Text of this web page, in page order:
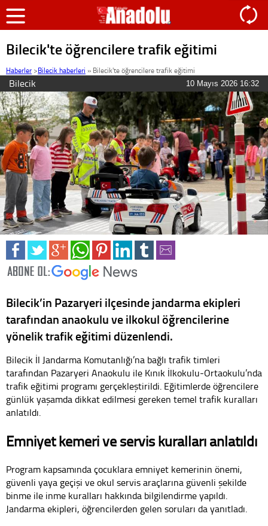
Bilecik'te öğrencilere trafik eğitimi
Haberler >Bilecik haberleri » Bilecik'te öğrencilere trafik eğitimi
Bilecik 10 Mayıs 2026 16:32
Bilecik’in Pazaryeri ilçesinde jandarma ekipleri
tarafından anaokulu ve ilkokul öğrencilerine
yönelik trafik eğitimi düzenlendi.
Bilecik İl Jandarma Komutanlığı’na bağlı trafik timleri
tarafından Pazaryeri Anaokulu ile Kınık İlkokulu-Ortaokulu’nda
trafik eğitimi programı gerçekleştirildi. Eğitimlerde öğrencilere
günlük yaşamda dikkat edilmesi gereken temel trafik kuralları
anlatıldı.
Emniyet kemeri ve servis kuralları anlatıldı
Program kapsamında çocuklara emniyet kemerinin önemi,
güvenli yaya geçişi ve okul servis araçlarına güvenli şekilde
binme ile inme kuralları hakkında bilgilendirme yapıldı.
Jandarma ekipleri, öğrencilerden gelen soruları da yanıtladı.